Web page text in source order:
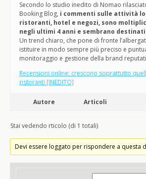
Secondo lo studio inedito di Nomao
Booking Blog, i commenti sulle attività
ristoranti, hotel e negozi, sono
negli ultimi 4 anni e sembrano
Un trend chiaro, che pone di fronte
istituire in modo sempre più preciso e
monitoraggio e gestione della brand
Recensioni online: crescono soprattutto
ristoranti [INEDITO]
Autore Articoli
Stai vedendo rticolo (di 1 totali)
Devi essere loggato per rispondere a questa